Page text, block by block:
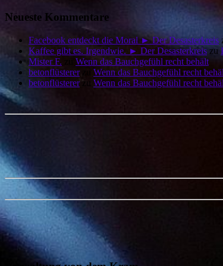
Neueste Kommentare
Facebook entdeckt die Moral ► Der Desasterkreis
Kaffee gibt es. Irgendwie. ► Der Desasterkreis zu
Mister F.
Wenn das Bauchgefühl recht behält
betonflüstererzu Wenn das Bauchgefühl recht
betonflüstererzu Wenn das Bauchgefühl recht